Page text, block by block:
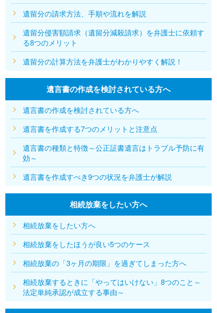
遺留分の請求方法、手順や流れを解説
遺留分侵害額請求（遺留分減殺請求）を弁護士に依頼す
る8つのメリット
遺留分の計算方法を弁護士がわかりやすく解説！
遺言書の作成を検討されている方へ
遺言書の作成を検討されている方へ
遺言書を作成する7つのメリットと注意点
遺言書の種類と特徴～公正証書遺言はトラブル予防に有
効～
遺言書を作成すべき9つの状況を弁護士が解説
相続放棄をしたい方へ
相続放棄をしたい方へ
相続放棄をしたほうが良い5つのケース
相続放棄の「3ヶ月の期限」を過ぎてしまった方へ
相続放棄するときに「やってはいけない」8つのこと～
法定単純承認が成立する事由～